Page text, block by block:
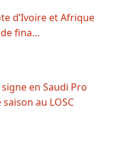
d’Ivoire et Afrique
fina…
en Saudi Pro
au LOSC